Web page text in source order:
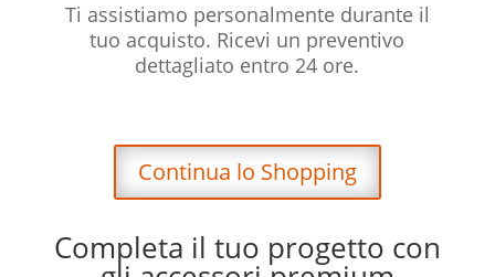
Ti assistiamo personalmente durante il
tuo acquisto. Ricevi un preventivo
dettagliato entro 24 ore.
Continua lo Shopping
Completa il tuo progetto con